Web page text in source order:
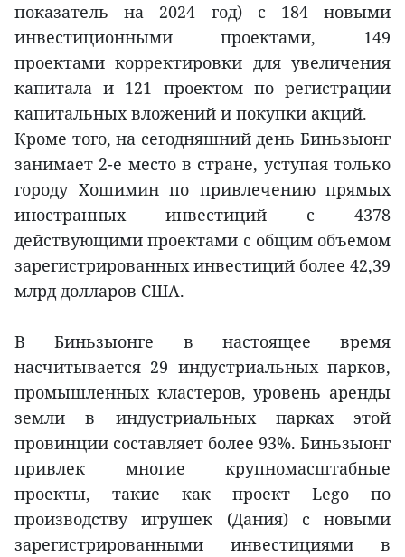
показатель на 2024 год) с 184 новыми
инвестиционными проектами, 149
проектами корректировки для увеличения
капитала и 121 проектом по регистрации
капитальных вложений и покупки акций.
Кроме того, на сегодняшний день Биньзыонг
занимает 2-е место в стране, уступая только
городу Хошимин по привлечению прямых
иностранных инвестиций с 4378
действующими проектами с общим объемом
зарегистрированных инвестиций более 42,39
млрд долларов США.
В Биньзыонге в настоящее время
насчитывается 29 индустриальных парков,
промышленных кластеров, уровень аренды
земли в индустриальных парках этой
провинции составляет более 93%. Биньзыонг
привлек многие крупномасштабные
проекты, такие как проект Lego по
производству игрушек (Дания) с новыми
зарегистрированными инвестициями в